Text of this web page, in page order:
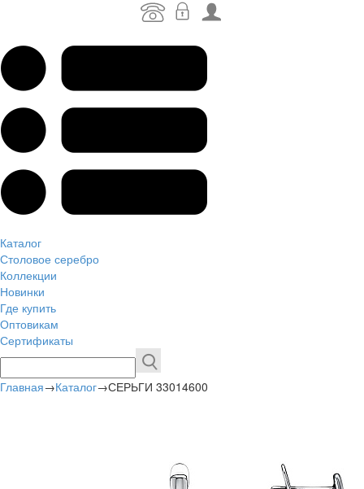
Каталог
Столовое серебро
Коллекции
Новинки
Где купить
Оптовикам
Сертификаты
Главная→Каталог→СЕРЬГИ 33014600